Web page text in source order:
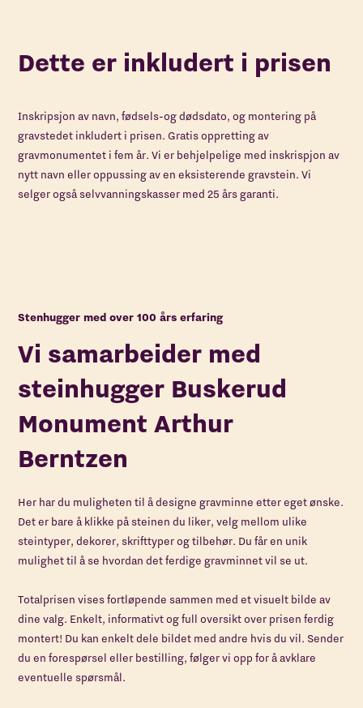
Dette er inkludert i prisen
Inskripsjon av navn, fødsels-og dødsdato, og montering på
gravstedet inkludert i prisen. Gratis oppretting av
gravmonumentet i fem år. Vi er behjelpelige med inskrispjon av
nytt navn eller oppussing av en eksisterende gravstein. Vi
selger også selvvanningskasser med 25 års garanti.
Stenhugger med over 100 års erfaring
Vi samarbeider med
steinhugger Buskerud
Monument Arthur
Berntzen
Her har du muligheten til å designe gravminne etter eget ønske.
Det er bare å klikke på steinen du liker, velg mellom ulike
steintyper, dekorer, skrifttyper og tilbehør. Du får en unik
mulighet til å se hvordan det ferdige gravminnet vil se ut.
Totalprisen vises fortløpende sammen med et visuelt bilde av
dine valg. Enkelt, informativt og full oversikt over prisen ferdig
montert! Du kan enkelt dele bildet med andre hvis du vil. Sender
du en forespørsel eller bestilling, følger vi opp for å avklare
eventuelle spørsmål.